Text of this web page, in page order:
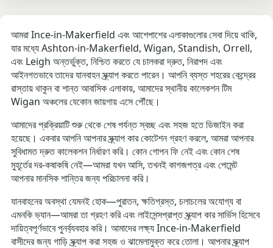
আমরা Ince-in-Makerfield এবং আশেপাশের এলাকাগুলোর সেবা দিয়ে থাকি,
যার মধ্যে Ashton-in-Makerfield, Wigan, Standish, Orrell,
এবং Leigh অন্তর্ভুক্ত, নিশ্চিত করতে যে চালকরা দ্রুত, নিরাপদ এবং
আইনগতভাবে তাদের যানবাহন স্ক্র্যাপ করতে পারেন। আপনি ব্যস্ত শহরের কেন্দ্রের
রাস্তায় থাকুন বা শান্ত আবাসিক এলাকায়, আমাদের স্থানীয় কালেকশন টিম
Wigan অঞ্চলের যেকোন জায়গায় এসে পৌঁছে।
আমাদের প্রক্রিয়াটি শুরু থেকে শেষ পর্যন্ত স্বচ্ছ এবং সহজ হতে ডিজাইন করা
হয়েছে। একবার আপনি আপনার স্ক্র্যাপ কার কোটেশন গ্রহণ করলে, আমরা আপনার
সুবিধামত দ্রুত কালেকশন নির্ধারণ করি। কোন গোপন ফি নেই এবং কোন শেষ
মুহূর্তের দর-কষাকষি নেই—আমরা যখন আসি, তখনই কাগজপত্র এবং পেমেন্ট
আপনার মানসিক শান্তির জন্য পরিচালনা করি।
যানবাহনের অবস্থা যেমনই হোক—পুরাতন, ক্ষতিগ্রস্ত, চলাচলের অযোগ্য বা
এমনকি ভ্যান—আমরা তা গ্রহণ করি এবং লাইসেন্সপ্রাপ্ত স্ক্র্যাপ কার সার্ভিস হিসেবে
দায়িত্বপূর্ণভাবে পুনর্ব্যবহার করি। আমাদের লক্ষ্য Ince-in-Makerfield
বাসীদের জন্য গাড়ি স্ক্র্যাপ করা সহজ ও ঝামেলামুক্ত করে তোলা। আপনার স্ক্র্যাপ